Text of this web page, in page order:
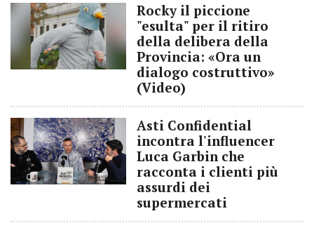
Rocky il piccione
"esulta" per il ritiro
della delibera della
Provincia: «Ora un
dialogo costruttivo»
(Video)
Asti Confidential
incontra l'influencer
Luca Garbin che
racconta i clienti più
assurdi dei
supermercati